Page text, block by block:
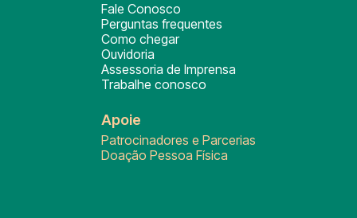
Fale Conosco
Perguntas frequentes
Como chegar
Ouvidoria
Assessoria de Imprensa
Trabalhe conosco
Apoie
Patrocinadores e Parcerias
Doação Pessoa Física